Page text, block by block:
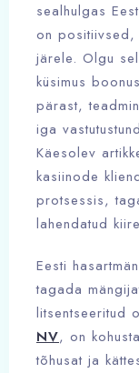
sealhulgas
on
järele. Olgu
küsimus
pärast,
iga
Käesolev
kasiinode
protsessis,
lahendatud
Eesti
tagada
litsentseeritud
NV, on
tõhusat ja